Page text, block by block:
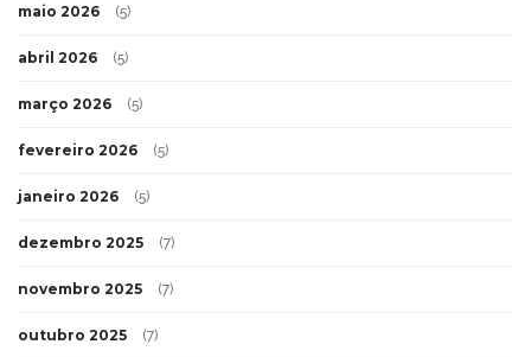
maio 2026 (5)
abril 2026 (5)
março 2026 (5)
fevereiro 2026 (5)
janeiro 2026 (5)
dezembro 2025 (7)
novembro 2025 (7)
outubro 2025 (7)